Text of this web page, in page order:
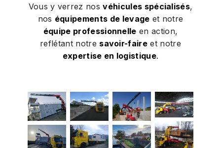
Vous y verrez nosvéhicules spécialisés,
nos équipements de levage et notre
équipe professionnelle en action,
reflétant notre savoir-faire et notre
expertise en logistique.